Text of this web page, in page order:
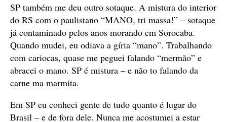
SP também me deu outro sotaque. A mistura do interior
do RS com o paulistano “MANO, tri massa!” – sotaque
já contaminado pelos anos morando em Sorocaba.
Quando mudei, eu odiava a gíria “mano”. Trabalhando
com cariocas, quase me peguei falando “mermão” e
abracei o mano. SP é mistura – e não to falando da
carne ma marmita.
Em SP eu conheci gente de tudo quanto é lugar do
Brasil – e de fora dele. Nunca me acostumei a estar